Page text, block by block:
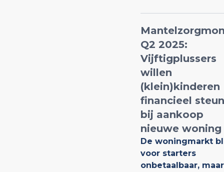
Q2 2025:
Vijftigplussers
willen
(klein)kinderen
financieel
bij aankoop
nieuwe woning
De woningmarkt
voor starters
onbetaalbaar, maar